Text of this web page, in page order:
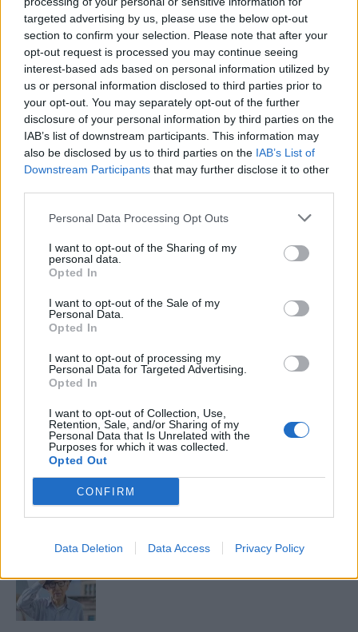
targeted advertising by us, please use the below opt-out
section to confirm your selection. Please note that after your
opt-out request is processed you may continue seeing
interest-based ads based on personal information utilized by
us or personal information disclosed to third parties prior to
your opt-out. You may separately opt-out of the further
disclosure of your personal information by third parties on the
IAB’s list of downstream participants. This information may
also be disclosed by us to third parties on the IAB’s List of
Downstream Participants that may further disclose it to other
Personal Data Processing Opt Outs
I want to opt-out of the Sharing of my
personal data.
Opted In
I want to opt-out of the Sale of my
Personal Data.
Opted In
I want to opt-out of processing my
Personal Data for Targeted Advertising.
Opted In
I want to opt-out of Collection, Use,
Retention, Sale, and/or Sharing of my
Personal Data that Is Unrelated with the
Purposes for which it was collected.
Opted Out
CONFIRM
Data Deletion Data Access Privacy Policy
Szent Genovéva, a túlélő Franciaország
jelképe
Minka 12. rész
T. szereti a fiatal lányokat 14. rész
nőknek, amikor segítséget kérnek?
A legidegesítőbb kifejezések laza
gyűjteménye
Elyna Robbs: Adéle és az örökölt árnyak